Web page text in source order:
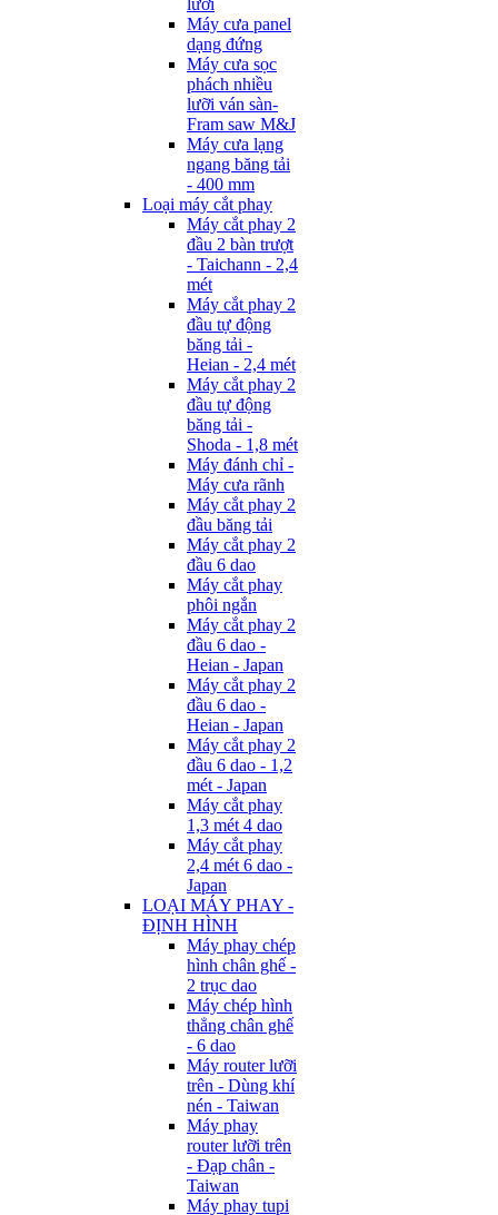
lưỡi
Máy cưa panel
dạng đứng
Máy cưa sọc
phách nhiều
lưỡi ván sàn-
Fram saw M&J
Máy cưa lạng
ngang băng tải
- 400 mm
Loại máy cắt phay
Máy cắt phay 2
đầu 2 bàn trượt
- Taichann - 2,4
mét
Máy cắt phay 2
đầu tự động
băng tải -
Heian - 2,4 mét
Máy cắt phay 2
đầu tự động
băng tải -
Shoda - 1,8 mét
Máy đánh chỉ -
Máy cưa rãnh
Máy cắt phay 2
đầu băng tải
Máy cắt phay 2
đầu 6 dao
Máy cắt phay
phôi ngắn
Máy cắt phay 2
đầu 6 dao -
Heian - Japan
Máy cắt phay 2
đầu 6 dao -
Heian - Japan
Máy cắt phay 2
đầu 6 dao - 1,2
mét - Japan
Máy cắt phay
1,3 mét 4 dao
Máy cắt phay
2,4 mét 6 dao -
Japan
LOẠI MÁY PHAY -
ĐỊNH HÌNH
Máy phay chép
hình chân ghế -
2 trục dao
Máy chép hình
thẳng chân ghế
- 6 dao
Máy router lưỡi
trên - Dùng khí
nén - Taiwan
Máy phay
router lưỡi trên
- Đạp chân -
Taiwan
Máy phay tupi